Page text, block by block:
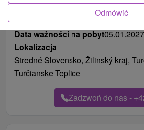
Pożywienieśniadanie, śniadanie i
Data ważności na pobyt05.01.2027
Lokalizacja
Stredné Slovensko, Žilinský kraj,
Turčianske Teplice
Zadzwoń do nas -
Odmówić